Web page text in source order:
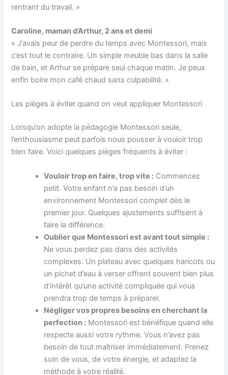
rentrant du travail. »
Caroline, maman d’Arthur, 2 ans et demi
« J’avais peur de perdre du temps avec Montessori, mais
c’est tout le contraire. Un simple meuble bas dans la salle
de bain, et Arthur se prépare seul chaque matin. Je peux
enfin boire mon café chaud sans culpabilité. »
Les pièges à éviter quand on veut appliquer Montessori
Lorsqu’on adopte la pédagogie Montessori seule,
l’enthousiasme peut parfois nous pousser à vouloir trop
bien faire. Voici quelques pièges fréquents à éviter :
Vouloir trop en faire, trop vite : Commencez
petit. Votre enfant n’a pas besoin d’un
environnement Montessori complet dès le
premier jour. Quelques ajustements suffisent à
faire la différence.
Oublier que Montessori est avant tout simple :
Ne vous perdez pas dans des activités
complexes. Un plateau avec quelques haricots ou
un pichet d’eau à verser offrent souvent bien plus
d’intérêt qu’une activité compliquée qui vous
prendra trop de temps à préparer.
Négliger vos propres besoins en cherchant la
perfection : Montessori est bénéfique quand elle
respecte aussi votre rythme. Vous n’avez pas
besoin de tout maîtriser immédiatement. Prenez
soin de vous, de votre énergie, et adaptez la
méthode à votre réalité.